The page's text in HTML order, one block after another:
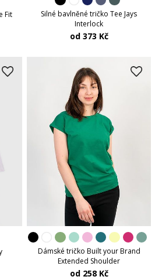
Fit
Silné bavlněné tričko Tee Jays
Interlock
od 373 Kč
Dámské tričko Built your Brand
Extended Shoulder
od 258 Kč